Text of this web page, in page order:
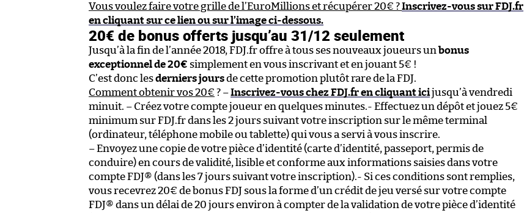
Vous voulez faire votre grille de l’EuroMillions et récupérer 20€ ?Inscrivez-vous sur FDJ.fr
en cliquant sur ce lien ou sur l’image ci-dessous.
20€ de bonus offerts jusqu’au 31/12 seulement
Jusqu’à la fin de l’année 2018, FDJ.fr offre à tous ses nouveaux joueurs un bonus
exceptionnel de 20€ simplement en vous inscrivant et en jouant 5€ !
C’est donc lesderniers joursde cette promotion plutôt rare de la FDJ.
Comment obtenir vos 20€ ? –Inscrivez-vous chez FDJ.fr en cliquant icijusqu’à vendredi
minuit. – Créez votre compte joueur en quelques minutes.- Effectuez un dépôt et jouez 5€
minimum sur FDJ.fr dans les 2 jours suivant votre inscription sur le même terminal
(ordinateur, téléphone mobile ou tablette) qui vous a servi à vous inscrire.
– Envoyez une copie de votre pièce d’identité (carte d’identité, passeport, permis de
conduire) en cours de validité, lisible et conforme aux informations saisies dans votre
compte FDJ® (dans les 7 jours suivant votre inscription).- Si ces conditions sont remplies,
vous recevrez 20€ de bonus FDJ sous la forme d’un crédit de jeu versé sur votre compte
FDJ® dans un délai de 20 jours environ à compter de la validation de votre pièce d’identité